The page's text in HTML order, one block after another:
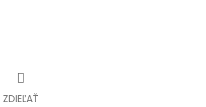
ZDIEĽAŤ